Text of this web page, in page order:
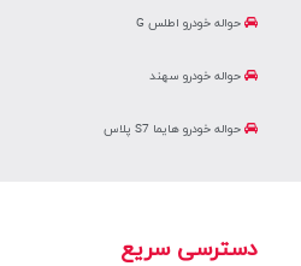
حواله خودرو اطلس G
حواله خودرو سهند
حواله خودرو هایما S7 پلاس
دسترسی سریع